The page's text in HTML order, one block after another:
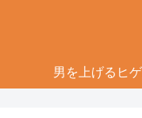
男を上げるヒ